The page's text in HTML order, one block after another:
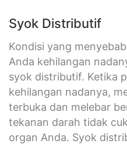
Syok Distributif
Kondisi yang
Anda kehilangan
syok distributif. Ketika
kehilangan nadanya,
terbuka dan melebar
tekanan darah tidak
organ Anda. Syok